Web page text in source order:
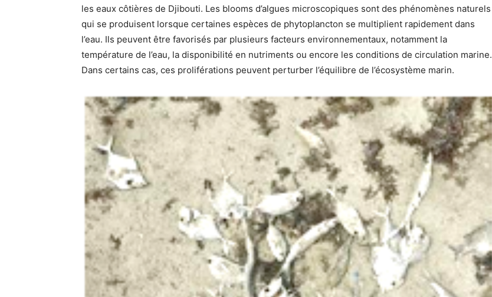
les eaux côtières de Djibouti. Les blooms d’algues microscopiques sont des phénomènes naturels
qui se produisent lorsque certaines espèces de phytoplancton se multiplient rapidement dans
l’eau. Ils peuvent être favorisés par plusieurs facteurs environnementaux, notamment la
température de l’eau, la disponibilité en nutriments ou encore les conditions de circulation marine.
Dans certains cas, ces proliférations peuvent perturber l’équilibre de l’écosystème marin.